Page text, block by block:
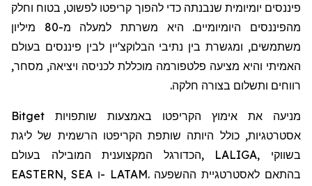
פיננסים יומיומית שנבנתה כדי להפוך קריפטו לפשוט, בטוח וחלק
מהפיננסים היומיומיים. היא
משרתת למעלה מ-80
מיליון
משתמשים, ומגשרת בין נתיבי הבלוקצ'יין לבין פיננסים בעולם
האמיתי והיא מציעה פלטפורמה מוכללת לכניסה ויציאה, מסחר,
רווחים ותשלום בצורה חלקה.
Bitget מניעה את אימוץ הקריפטו באמצעות שותפויות
אסטרטגיות, כולל היותה שותפת הקריפטו הרשמית של ליגת
הכדורגל המקצוענית המובילה בעולם, LALIGA, בשווקי
EASTERN, SEA ו- LATAM. בהתאם לאסטרטגיית ההשפעה